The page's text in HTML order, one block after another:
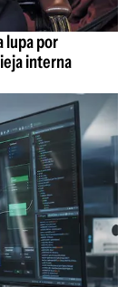
lupa por
interna